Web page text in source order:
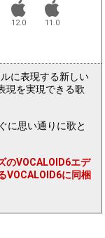
12.0 11.0
に表現する新しい
現を実現できる歌
に思い通りに歌と
のVOCALOID6エデ
VOCALOID6に同梱